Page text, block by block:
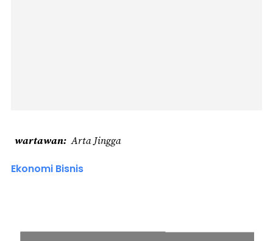
wartawan Arta Jingga
Ekonomi Bisnis